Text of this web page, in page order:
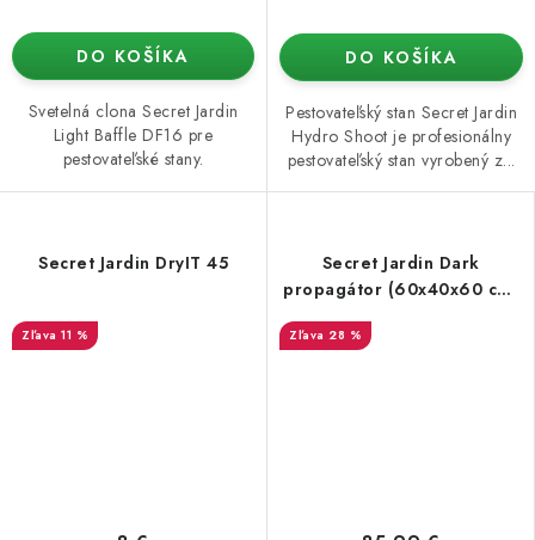
DO KOŠÍKA
Svetelná clona Secret Jardin
Light Baffle DF16 pre
pestovateľské stany.
DO KOŠÍKA
Pestovateľský stan Secret Jardin
Hydro Shoot je profesionálny
pestovateľský stan vyrobený z...
Secret Jardin DryIT 45
11 %
Secret Jardin Dark
propagátor (60x40x60 cm)
rev. 4.0
28 %